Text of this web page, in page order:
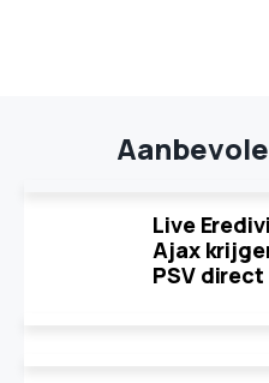
Live
Ajax
PSV